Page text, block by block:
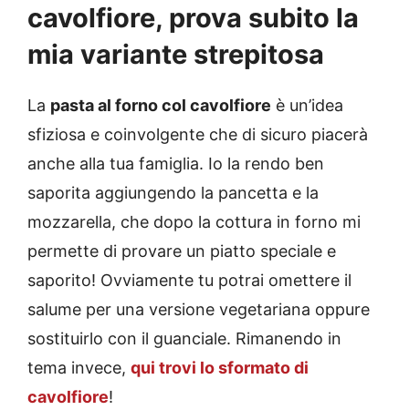
cavolfiore, prova subito la
mia variante strepitosa
La pasta al forno col cavolfiore è un’idea
sfiziosa e coinvolgente che di sicuro piacerà
anche alla tua famiglia. Io la rendo ben
saporita aggiungendo la pancetta e la
mozzarella, che dopo la cottura in forno mi
permette di provare un piatto speciale e
saporito! Ovviamente tu potrai omettere il
salume per una versione vegetariana oppure
sostituirlo con il guanciale. Rimanendo in
tema invece, qui trovi lo sformato di
cavolfiore!